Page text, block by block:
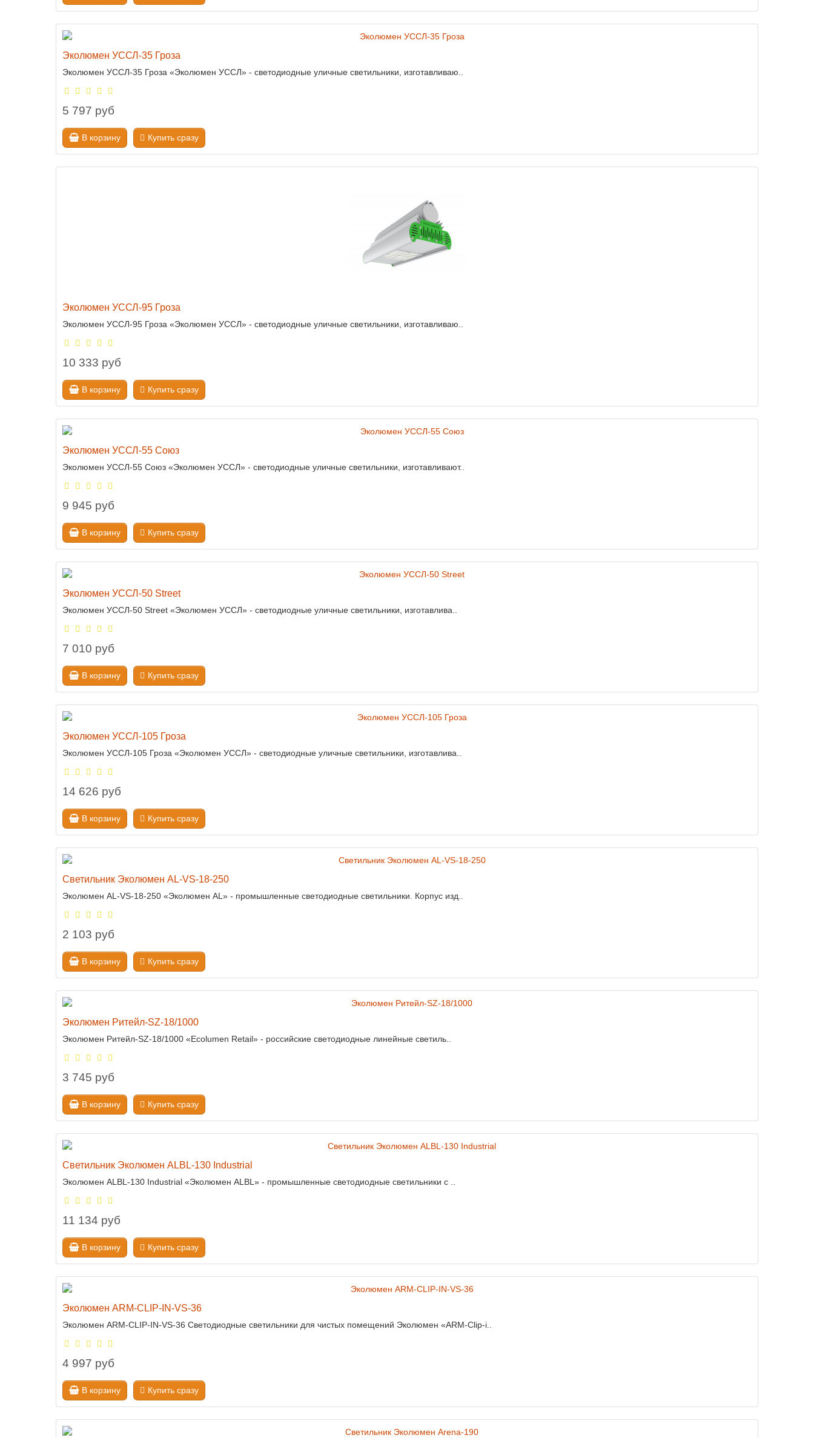
Эколюмен УССЛ-35 Гроза
Эколюмен УССЛ-35 Гроза «Эколюмен УССЛ» - светодиодные уличные светильники, изготавливаю..
5 797 руб
В корзину Купить сразу
Эколюмен УССЛ-95 Гроза
Эколюмен УССЛ-95 Гроза «Эколюмен УССЛ» - светодиодные уличные светильники, изготавливаю..
10 333 руб
В корзину Купить сразу
Эколюмен УССЛ-55 Союз
Эколюмен УССЛ-55 Союз «Эколюмен УССЛ» - светодиодные уличные светильники, изготавливают..
9 945 руб
В корзину Купить сразу
Эколюмен УССЛ-50 Street
Эколюмен УССЛ-50 Street «Эколюмен УССЛ» - светодиодные уличные светильники, изготавлива..
7 010 руб
В корзину Купить сразу
Эколюмен УССЛ-105 Гроза
Эколюмен УССЛ-105 Гроза «Эколюмен УССЛ» - светодиодные уличные светильники, изготавлива..
14 626 руб
В корзину Купить сразу
Светильник Эколюмен AL-VS-18-250
Эколюмен AL-VS-18-250 «Эколюмен AL» - промышленные светодиодные светильники. Корпус изд..
2 103 руб
В корзину Купить сразу
Эколюмен Ритейл-SZ-18/1000
Эколюмен Ритейл-SZ-18/1000 «Ecolumen Retail» - российские светодиодные линейные светиль..
3 745 руб
В корзину Купить сразу
Светильник Эколюмен ALBL-130 Industrial
Эколюмен ALBL-130 Industrial «Эколюмен ALBL» - промышленные светодиодные светильники с ..
11 134 руб
В корзину Купить сразу
Эколюмен ARM-CLIP-IN-VS-36
Эколюмен ARM-CLIP-IN-VS-36 Светодиодные светильники для чистых помещений Эколюмен «ARM-Clip-i..
4 997 руб
В корзину Купить сразу